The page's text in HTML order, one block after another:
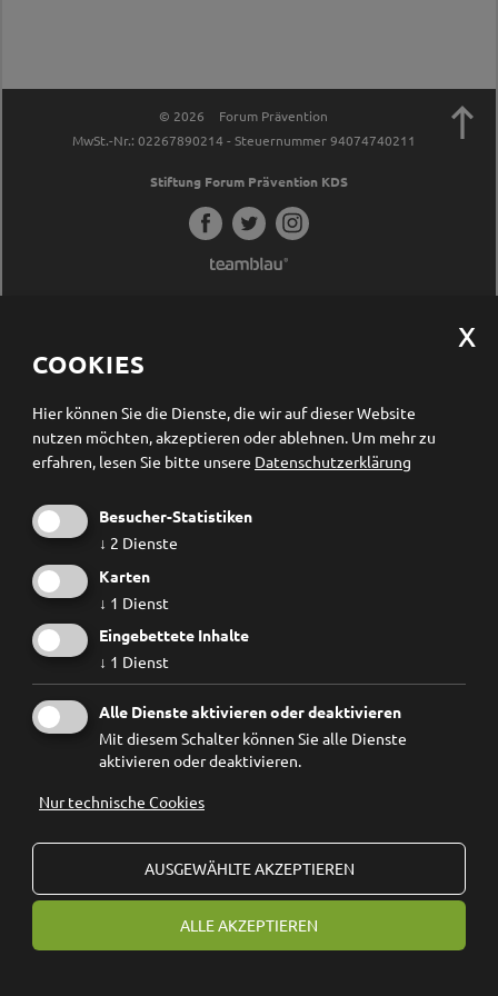
© 2026
Forum Prävention
MwSt.-Nr.: 02267890214 - Steuernummer 94074740211
Stiftung Forum Prävention KDS

COOKIES
Hier können Sie die Dienste, die wir auf dieser Website
nutzen möchten, akzeptieren oder ablehnen. Um mehr zu
erfahren, lesen Sie bitte unsere Datenschutzerklärung
Besucher-Statistiken
↓ 2 Dienste
Karten
↓ 1 Dienst
Eingebettete Inhalte
↓ 1 Dienst
Alle Dienste aktivieren oder deaktivieren
Mit diesem Schalter können Sie alle Dienste
aktivieren oder deaktivieren.
Nur technische Cookies
AUSGEWÄHLTE AKZEPTIEREN
ALLE AKZEPTIEREN